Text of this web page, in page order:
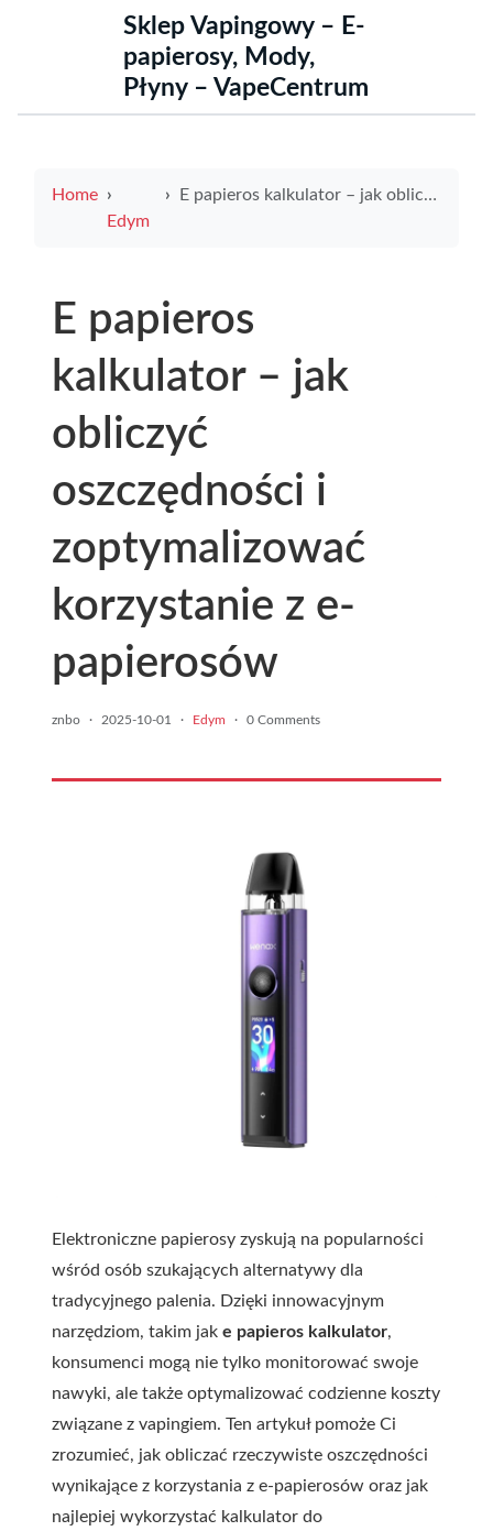
Sklep Vapingowy – E-
papierosy, Mody,
Płyny – VapeCentrum
Home
Edym
E papieros kalkulator – jak obliczyć oszczędności i zoptymalizować korzystanie z e-papierosów
E papieros
kalkulator – jak
obliczyć
oszczędności i
zoptymalizować
korzystanie z e-
papierosów
znbo · 2025-10-01 · Edym · 0 Comments
Elektroniczne papierosy zyskują na popularności
wśród osób szukających alternatywy dla
tradycyjnego palenia. Dzięki innowacyjnym
narzędziom, takim jak e papieros kalkulator,
konsumenci mogą nie tylko monitorować swoje
nawyki, ale także optymalizować codzienne koszty
związane z vapingiem. Ten artykuł pomoże Ci
zrozumieć, jak obliczać rzeczywiste oszczędności
wynikające z korzystania z e-papierosów oraz jak
najlepiej wykorzystać kalkulator do